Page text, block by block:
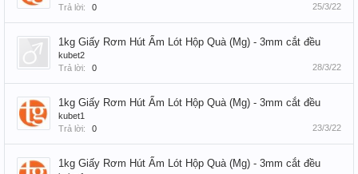
Trả lời:
0 25/3/22
1kg Giấy Rơm Hút Ẩm Lót Hộp Quà (Mg) - 3mm cắt đều
kubet2
Trả lời:
0 28/3/22
1kg Giấy Rơm Hút Ẩm Lót Hộp Quà (Mg) - 3mm cắt đều
kubet1
Trả lời:
0 23/3/22
1kg Giấy Rơm Hút Ẩm Lót Hộp Quà (Mg) - 3mm cắt đều